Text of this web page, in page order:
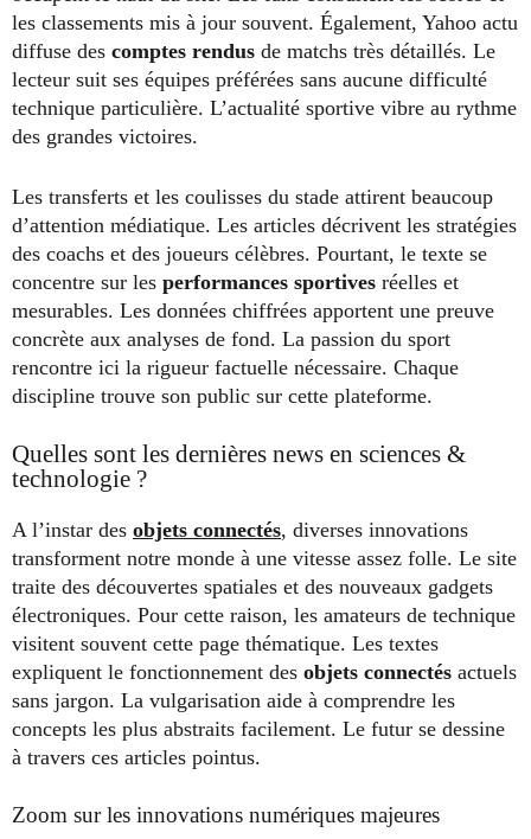
les classements mis à jour souvent. Également, Yahoo actu
diffuse des comptes rendus de matchs très détaillés. Le
lecteur suit ses équipes préférées sans aucune difficulté
technique particulière. L’actualité sportive vibre au rythme
des grandes victoires.
Les transferts et les coulisses du stade attirent beaucoup
d’attention médiatique. Les articles décrivent les stratégies
des coachs et des joueurs célèbres. Pourtant, le texte se
concentre sur les performances sportives réelles et
mesurables. Les données chiffrées apportent une preuve
concrète aux analyses de fond. La passion du sport
rencontre ici la rigueur factuelle nécessaire. Chaque
discipline trouve son public sur cette plateforme.
Quelles sont les dernières news en sciences &
technologie ?
A l’instar des objets connectés, diverses innovations
transforment notre monde à une vitesse assez folle. Le site
traite des découvertes spatiales et des nouveaux gadgets
électroniques. Pour cette raison, les amateurs de technique
visitent souvent cette page thématique. Les textes
expliquent le fonctionnement des objets connectés actuels
sans jargon. La vulgarisation aide à comprendre les
concepts les plus abstraits facilement. Le futur se dessine
à travers ces articles pointus.
Zoom sur les innovations numériques majeures